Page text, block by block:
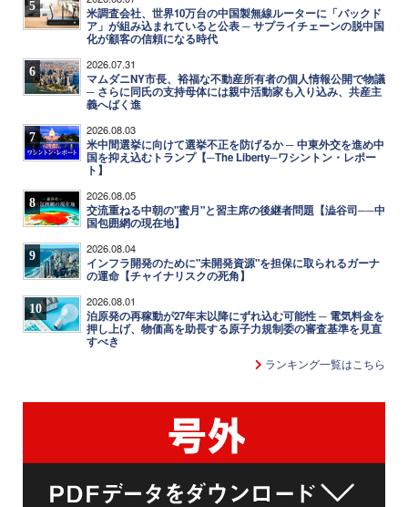
5
米調査会社、世界10万台の中国製無線ルーターに「バックド
ア」が組み込まれていると公表 ─ サプライチェーンの脱中国
化が顧客の信頼になる時代
6 2026.07.31
マムダニNY市長、裕福な不動産所有者の個人情報公開で物議
─ さらに同氏の支持母体には親中活動家も入り込み、共産主
義へばく進
7 2026.08.03
米中間選挙に向けて選挙不正を防げるか ─ 中東外交を進め中
国を抑え込むトランプ【─The Liberty─ワシントン・レポー
ト】
8 2026.08.05
交流重ねる中朝の"蜜月"と習主席の後継者問題【澁谷司──中
国包囲網の現在地】
9 2026.08.04
インフラ開発のために"未開発資源"を担保に取られるガーナ
の運命【チャイナリスクの死角】
10 2026.08.01
泊原発の再稼動が27年末以降にずれ込む可能性 ─ 電気料金を
押し上げ、物価高を助長する原子力規制委の審査基準を見直
すべき
ランキング一覧はこちら